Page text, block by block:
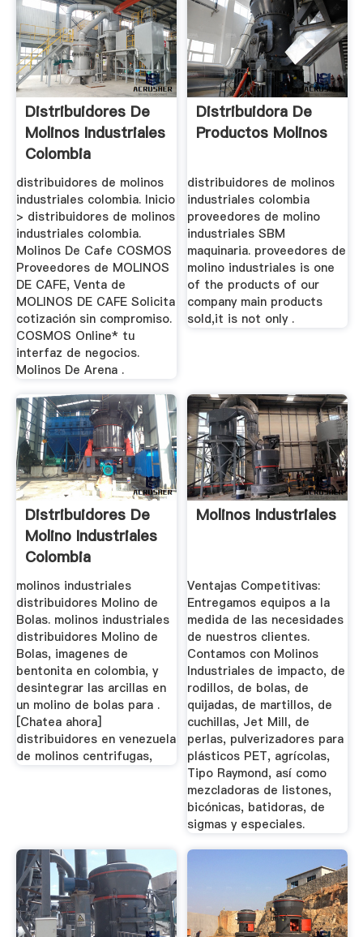
Distribuidores De
Molinos Industriales
Colombia
distribuidores de molinos
industriales colombia. Inicio
> distribuidores de molinos
industriales colombia.
Molinos De Cafe COSMOS
Proveedores de MOLINOS
DE CAFE, Venta de
MOLINOS DE CAFE Solicita
cotización sin compromiso.
COSMOS Online* tu
interfaz de negocios.
Molinos De Arena .
Distribuidora De
Productos Molinos
distribuidores de molinos
industriales colombia
proveedores de molino
industriales SBM
maquinaria. proveedores de
molino industriales is one
of the products of our
company main products
sold,it is not only .
Distribuidores De
Molino Industriales
Colombia
molinos industriales
distribuidores Molino de
Bolas. molinos industriales
distribuidores Molino de
Bolas, imagenes de
bentonita en colombia, y
desintegrar las arcillas en
un molino de bolas para .
[Chatea ahora]
distribuidores en venezuela
de molinos centrifugas,
Molinos Industriales
Ventajas Competitivas:
Entregamos equipos a la
medida de las necesidades
de nuestros clientes.
Contamos con Molinos
Industriales de impacto, de
rodillos, de bolas, de
quijadas, de martillos, de
cuchillas, Jet Mill, de
perlas, pulverizadores para
plásticos PET, agrícolas,
Tipo Raymond, así como
mezcladoras de listones,
bicónicas, batidoras, de
sigmas y especiales.